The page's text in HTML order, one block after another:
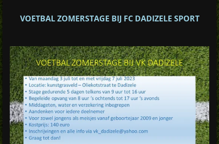
VOETBAL ZOMERSTAGE BIJ FC DADIZELE SPORT